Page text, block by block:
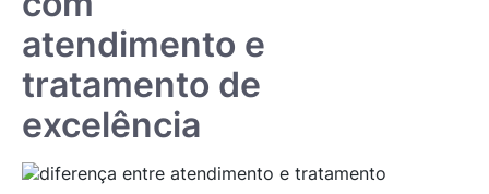
atendimento e
tratamento de
excelência